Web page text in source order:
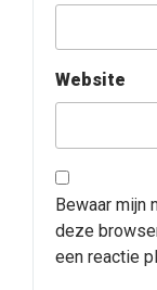
Website
Bewaar mijn
deze
een reactie